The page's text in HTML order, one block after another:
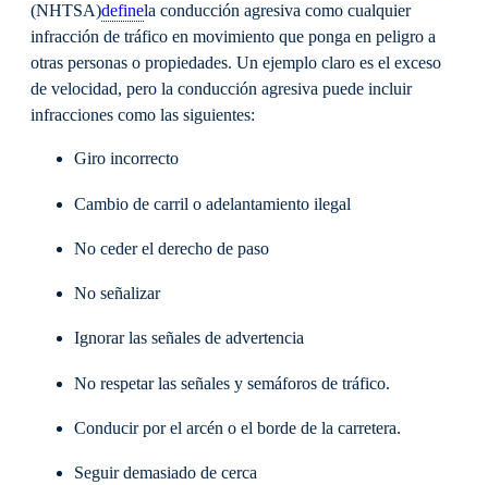
(NHTSA)definela conducción agresiva como cualquier
infracción de tráfico en movimiento que ponga en peligro a
otras personas o propiedades. Un ejemplo claro es el exceso
de velocidad, pero la conducción agresiva puede incluir
infracciones como las siguientes:
Giro incorrecto
Cambio de carril o adelantamiento ilegal
No ceder el derecho de paso
No señalizar
Ignorar las señales de advertencia
No respetar las señales y semáforos de tráfico.
Conducir por el arcén o el borde de la carretera.
Seguir demasiado de cerca